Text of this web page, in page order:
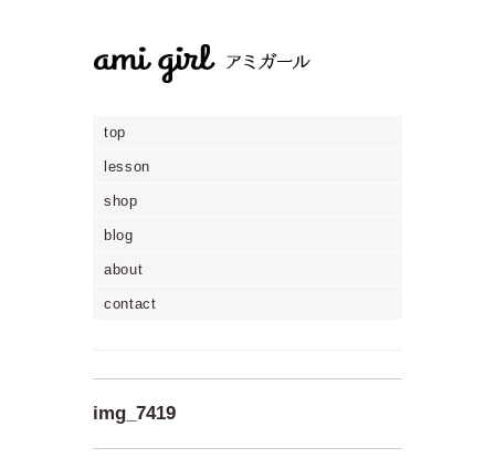
top
lesson
shop
blog
about
contact
img_7419